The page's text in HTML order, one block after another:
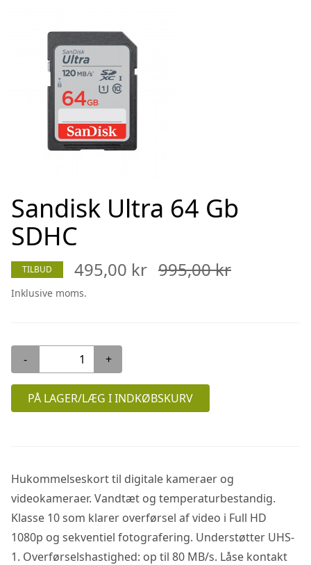
Sandisk Ultra 64 Gb
SDHC
TILBUD 495,00 kr 995,00 kr
Inklusive moms.
- +
PÅ LAGER/LÆG I INDKØBSKURV
Hukommelseskort til digitale kameraer og
videokameraer. Vandtæt og temperaturbestandig.
Klasse 10 som klarer overførsel af video i Full HD
1080p og sekventiel fotografering. Understøtter UHS-
1. Overførselshastighed: op til 80 MB/s. Låse kontakt